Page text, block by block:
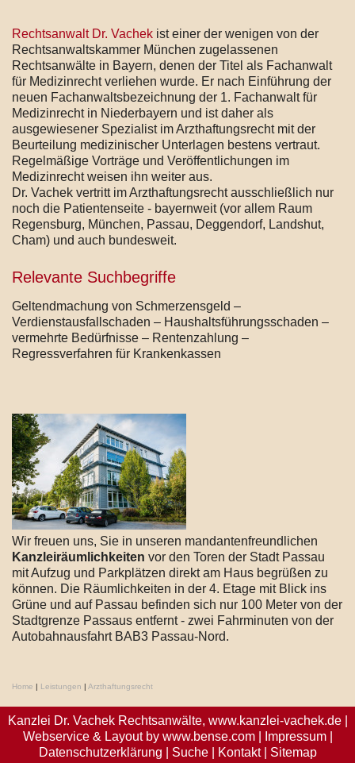
Rechtsanwalt Dr. Vachek ist einer der wenigen von der
Rechtsanwaltskammer München zugelassenen
Rechtsanwälte in Bayern, denen der Titel als Fachanwalt
für Medizinrecht verliehen wurde. Er nach Einführung der
neuen Fachanwaltsbezeichnung der 1. Fachanwalt für
Medizinrecht in Niederbayern und ist daher als
ausgewiesener Spezialist im Arzthaftungsrecht mit der
Beurteilung medizinischer Unterlagen bestens vertraut.
Regelmäßige Vorträge und Veröffentlichungen im
Medizinrecht weisen ihn weiter aus.
Dr. Vachek vertritt im Arzthaftungsrecht ausschließlich nur
noch die Patientenseite - bayernweit (vor allem Raum
Regensburg, München, Passau, Deggendorf, Landshut,
Cham) und auch bundesweit.
Relevante Suchbegriffe
Geltendmachung von Schmerzensgeld –
Verdienstausfallschaden – Haushaltsführungsschaden –
vermehrte Bedürfnisse – Rentenzahlung –
Regressverfahren für Krankenkassen
Wir freuen uns, Sie in unseren mandantenfreundlichen
Kanzleiräumlichkeiten vor den Toren der Stadt Passau
mit Aufzug und Parkplätzen direkt am Haus begrüßen zu
können. Die Räumlichkeiten in der 4. Etage mit Blick ins
Grüne und auf Passau befinden sich nur 100 Meter von der
Stadtgrenze Passaus entfernt - zwei Fahrminuten von der
Autobahnausfahrt BAB3 Passau-Nord.
Home | Leistungen | Arzthaftungsrecht
Kanzlei Dr. Vachek Rechtsanwälte, www.kanzlei-vachek.de|
Webservice & Layout by www.bense.com| Impressum|
Datenschutzerklärung
Suche| Kontakt| Sitemap